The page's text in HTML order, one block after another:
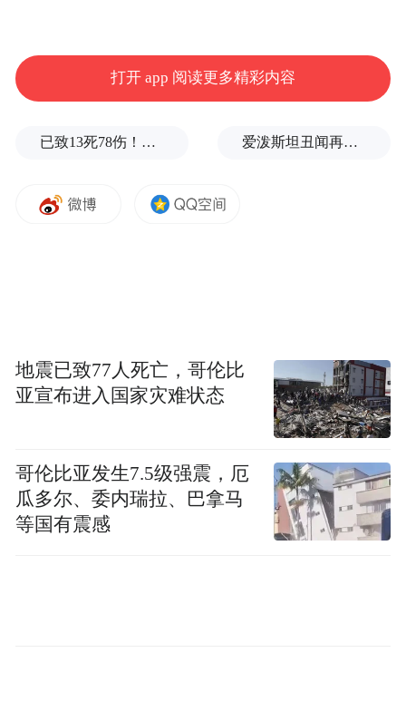
新实践，丰富‘生物多样性+’融合发展路径，
努力打造全国自然教育的标杆样板，让绿色
理念薪火相传，让生态之美永续流淌。”
打开 app 阅读更多精彩内容
已致13死78伤！这是乌方对俄本土发动的最致命袭击之一 爱泼斯坦丑闻再曝新线索！美国顶级艺术学校爆70起性侵黑幕，近50名成年人被指控
地震已致77人死亡，哥伦比
亚宣布进入国家灾难状态
哥伦比亚发生7.5级强震，厄
瓜多尔、委内瑞拉、巴拿马
等国有震感